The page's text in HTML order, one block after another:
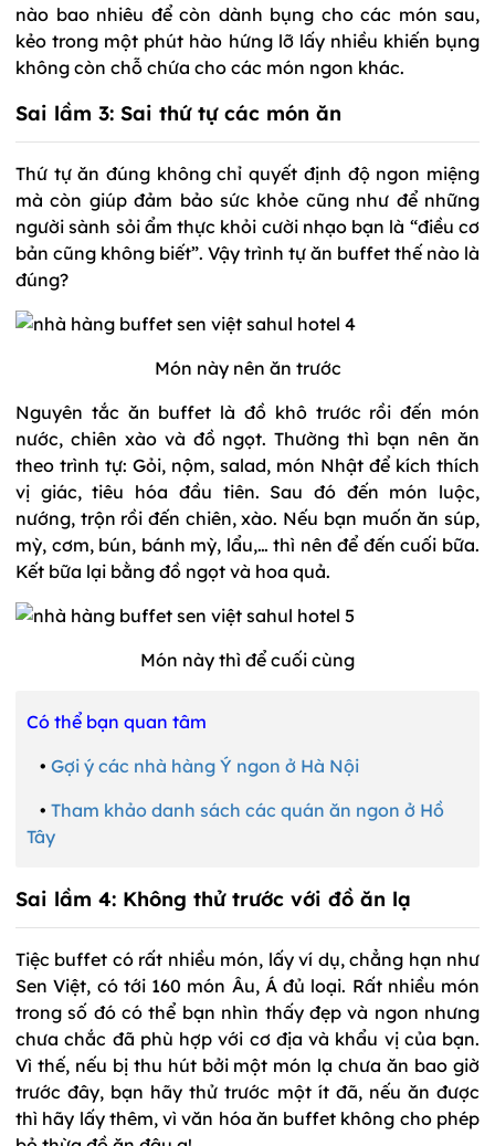
nào bao nhiêu để còn dành bụng cho các món sau,
kẻo trong một phút hào hứng lỡ lấy nhiều khiến bụng
không còn chỗ chứa cho các món ngon khác.
Sai lầm 3: Sai thứ tự các món ăn
Thứ tự ăn đúng không chỉ quyết định độ ngon miệng
mà còn giúp đảm bảo sức khỏe cũng như để những
người sành sỏi ẩm thực khỏi cười nhạo bạn là “điều cơ
bản cũng không biết”. Vậy trình tự ăn buffet thế nào là
đúng?
Món này nên ăn trước
Nguyên tắc ăn buffet là đồ khô trước rồi đến món
nước, chiên xào và đồ ngọt. Thường thì bạn nên ăn
theo trình tự: Gỏi, nộm, salad, món Nhật để kích thích
vị giác, tiêu hóa đầu tiên. Sau đó đến món luộc,
nướng, trộn rồi đến chiên, xào. Nếu bạn muốn ăn súp,
mỳ, cơm, bún, bánh mỳ, lẩu,… thì nên để đến cuối bữa.
Kết bữa lại bằng đồ ngọt và hoa quả.
Món này thì để cuối cùng
Có thể bạn quan tâm
• Gợi ý các nhà hàng Ý ngon ở Hà Nội
• Tham khảo danh sách các quán ăn ngon ở Hồ
Tây
Sai lầm 4: Không thử trước với đồ ăn lạ
Tiệc buffet có rất nhiều món, lấy ví dụ, chẳng hạn như
Sen Việt, có tới 160 món Âu, Á đủ loại. Rất nhiều món
trong số đó có thể bạn nhìn thấy đẹp và ngon nhưng
chưa chắc đã phù hợp với cơ địa và khẩu vị của bạn.
Vì thế, nếu bị thu hút bởi một món lạ chưa ăn bao giờ
trước đây, bạn hãy thử trước một ít đã, nếu ăn được
thì hãy lấy thêm, vì văn hóa ăn buffet không cho phép